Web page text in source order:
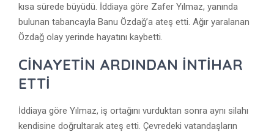
kısa sürede büyüdü. İddiaya göre Zafer Yılmaz, yanında
bulunan tabancayla Banu Özdağ’a ateş etti. Ağır yaralanan
Özdağ olay yerinde hayatını kaybetti.
CİNAYETİN ARDINDAN İNTİHAR
ETTİ
İddiaya göre Yılmaz, iş ortağını vurduktan sonra aynı silahı
kendisine doğrultarak ateş etti. Çevredeki vatandaşların